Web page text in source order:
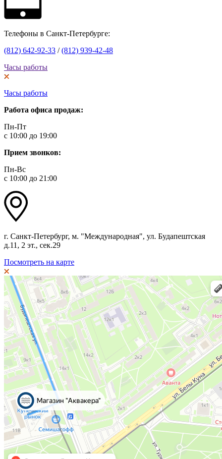
Телефоны в Санкт-Петербурге:
(812) 642-92-33 /(812) 939-42-48
Часы работы
Часы работы
Работа офиса продаж:
Пн-Пт
с 10:00 до 19:00
Прием звонков:
Пн-Вс
с 10:00 до 21:00
г. Санкт-Петербург, м. "Международная", ул. Будапештская
д.11, 2 эт., сек.29
Посмотреть на карте